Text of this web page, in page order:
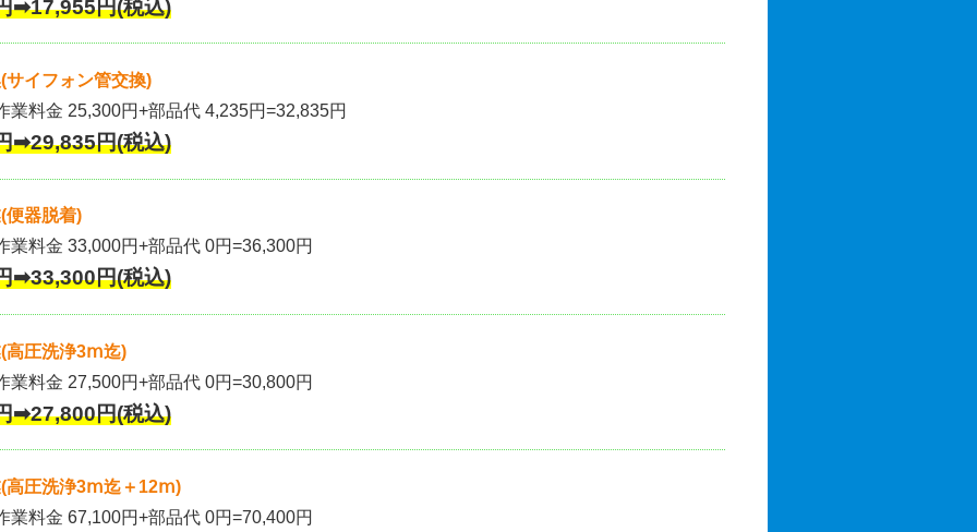
➡17,955円(税込)
サイフォン管交換)
業料金 25,300円+部品代 4,235円=32,835円
➡29,835円(税込)
便器脱着)
業料金 33,000円+部品代 0円=36,300円
➡33,300円(税込)
高圧洗浄3ⅿ迄)
業料金 27,500円+部品代 0円=30,800円
➡27,800円(税込)
(高圧洗浄3ⅿ迄＋12ⅿ)
業料金 67,100円+部品代 0円=70,400円